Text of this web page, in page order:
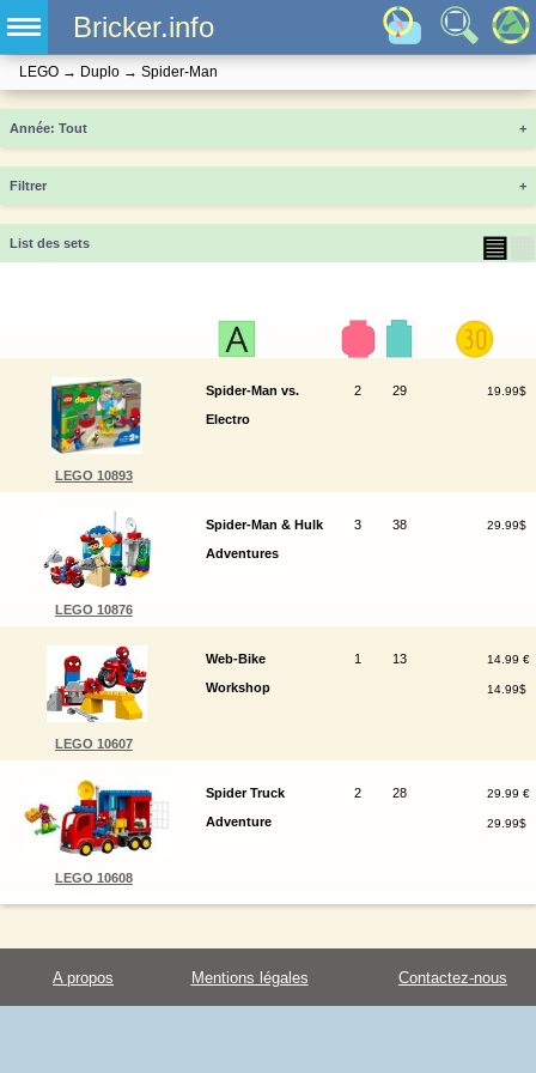
Bricker.info
LEGO → Duplo → Spider-Man
Année +
Filtrer +
List des sets ▤
LEGO 10893
Spider-Man vs.
Electro
2 29 19.99$
LEGO 10876
Spider-Man & Hulk
Adventures
3 38 29.99$
LEGO 10607
Web-Bike
Workshop
1 13 14.99 €
14.99$
LEGO 10608
Spider Truck
Adventure
2 28 29.99 €
29.99$
A propos Mentions légales Contactez-nous